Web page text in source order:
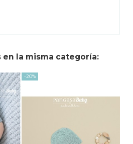
la misma categoría:
-20%